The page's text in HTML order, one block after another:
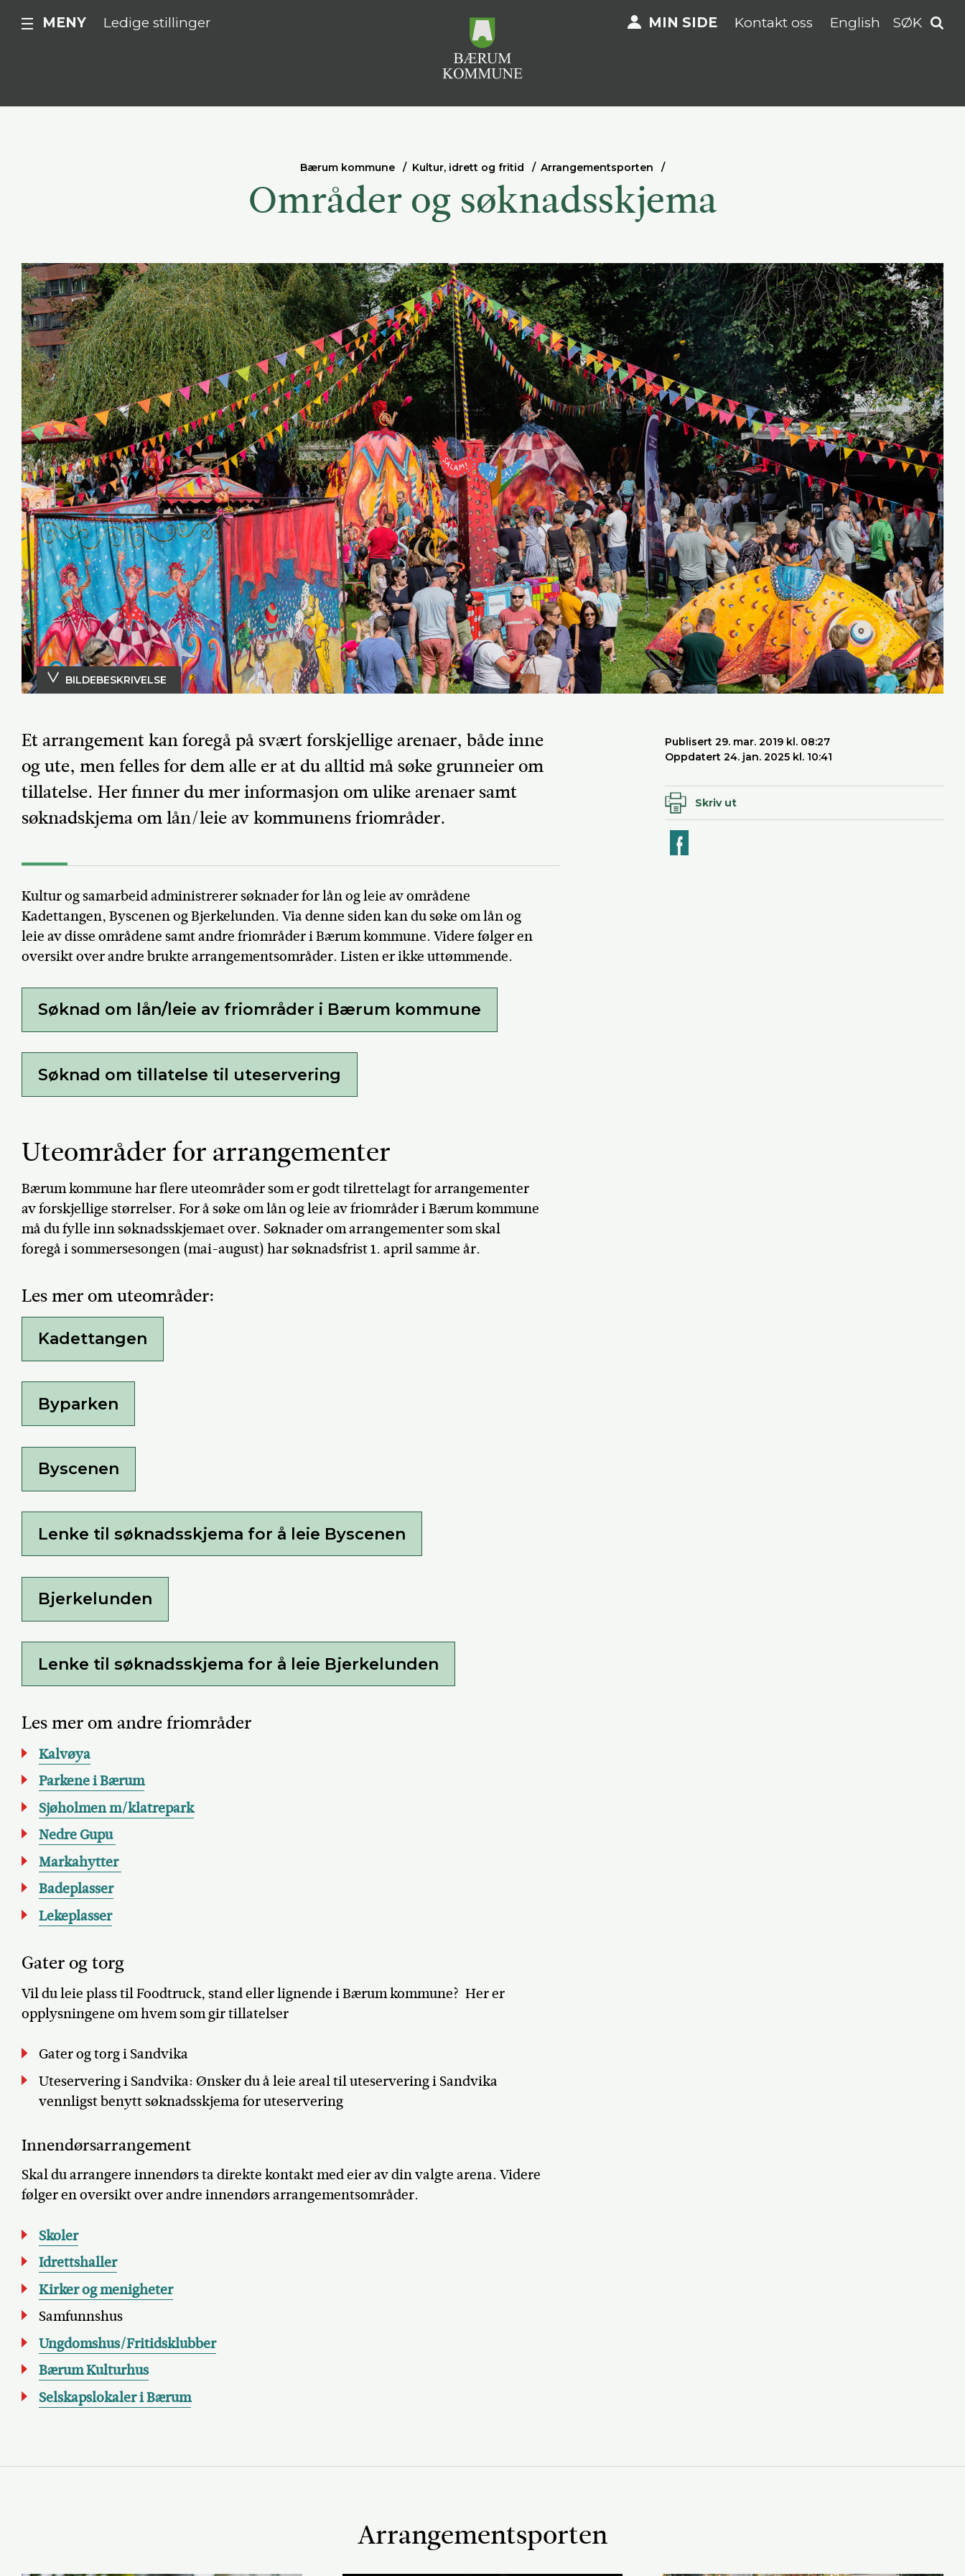
MENY Ledige stillinger MIN SIDE Kontakt oss English SØK
Bærum kommune Kultur, idrett og fritid Arrangementsporten
Områder og søknadsskjema
BILDEBESKRIVELSE
Et arrangement kan foregå på svært forskjellige arenaer, både inne
og ute, men felles for dem alle er at du alltid må søke grunneier om
tillatelse. Her finner du mer informasjon om ulike arenaer samt
søknadskjema om lån/leie av kommunens friområder.
Publisert 29. mar. 2019 kl. 08:27
Oppdatert 24. jan. 2025 kl. 10:41
Skriv ut
Kultur og samarbeid administrerer søknader for lån og leie av områdene
Kadettangen, Byscenen og Bjerkelunden. Via denne siden kan du søke om lån og
leie av disse områdene samt andre friområder i Bærum kommune. Videre følger en
oversikt over andre brukte arrangementsområder. Listen er ikke uttømmende.
Søknad om lån/leie av friområder i Bærum kommune
Søknad om tillatelse til uteservering
Uteområder for arrangementer
Bærum kommune har flere uteområder som er godt tilrettelagt for arrangementer
av forskjellige størrelser. For å søke om lån og leie av friområder i Bærum kommune
må du fylle inn søknadsskjemaet over. Søknader om arrangementer som skal
foregå i sommersesongen (mai-august) har søknadsfrist 1. april samme år.
Les mer om uteområder:
Kadettangen
Byparken
Byscenen
Lenke til søknadsskjema for å leie Byscenen
Bjerkelunden
Lenke til søknadsskjema for å leie Bjerkelunden
Les mer om andre friområder
Kalvøya
Parkene i Bærum
Sjøholmen m/klatrepark
Nedre Gupu
Markahytter
Badeplasser
Lekeplasser
Gater og torg
Vil du leie plass til Foodtruck, stand eller lignende i Bærum kommune? Her er
opplysningene om hvem som gir tillatelser
Gater og torg i Sandvika
Uteservering i Sandvika: Ønsker du å leie areal til uteservering i Sandvika
vennligst benytt søknadsskjema for uteservering
Innendørsarrangement
Skal du arrangere innendørs ta direkte kontakt med eier av din valgte arena. Videre
følger en oversikt over andre innendørs arrangementsområder.
Skoler
Idrettshaller
Kirker og menigheter
Samfunnshus
Ungdomshus/Fritidsklubber
Bærum Kulturhus
Selskapslokaler i Bærum
Arrangementsporten